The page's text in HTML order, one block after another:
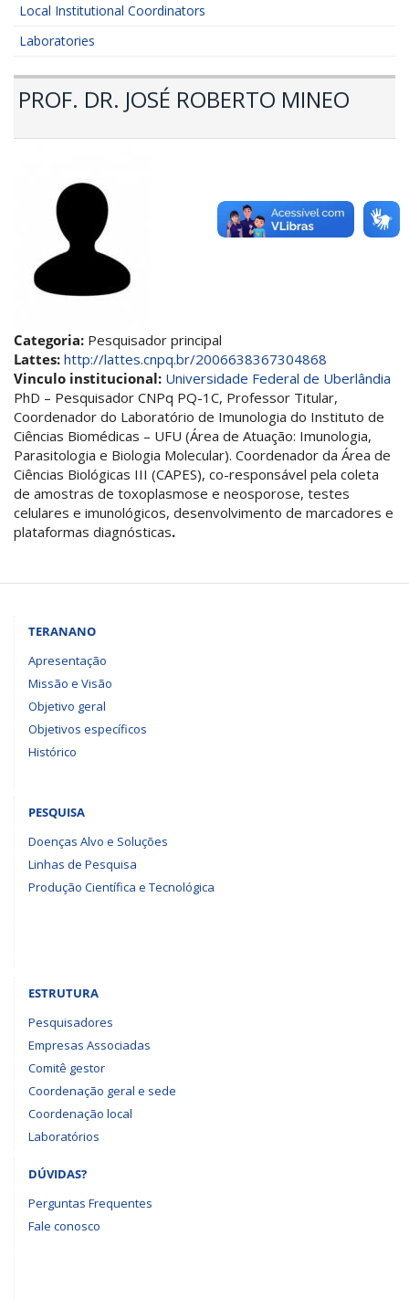
Local Institutional Coordinators
Laboratories
PROF. DR. JOSÉ ROBERTO MINEO
Categoria: Pesquisador principal
Lattes: http://lattes.cnpq.br/2006638367304868
Vinculo institucional: Universidade Federal de Uberlândia
PhD – Pesquisador CNPq PQ-1C, Professor Titular,
Coordenador do Laboratório de Imunologia do Instituto de
Ciências Biomédicas – UFU (Área de Atuação: Imunologia,
Parasitologia e Biologia Molecular). Coordenador da Área de
Ciências Biológicas III (CAPES), co-responsável pela coleta
de amostras de toxoplasmose e neosporose, testes
celulares e imunológicos, desenvolvimento de marcadores e
plataformas diagnósticas.
TERANANO
Apresentação
Missão e Visão
Objetivo geral
Objetivos específicos
Histórico
PESQUISA
Doenças Alvo e Soluções
Linhas de Pesquisa
Produção Científica e Tecnológica
ESTRUTURA
Pesquisadores
Empresas Associadas
Comitê gestor
Coordenação geral e sede
Coordenação local
Laboratórios
DÚVIDAS?
Perguntas Frequentes
Fale conosco